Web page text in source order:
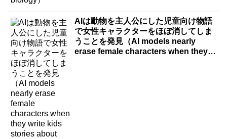
AIは動物を主人公にした児童向け物語
で女性キャラクターをほぼ消してしま
うことを発見（AI models nearly
erase female characters when they